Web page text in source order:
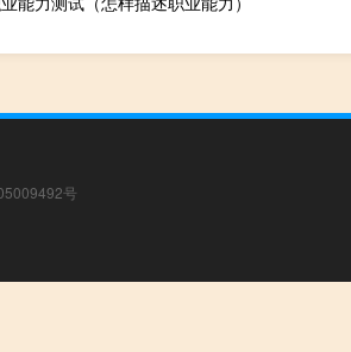
号